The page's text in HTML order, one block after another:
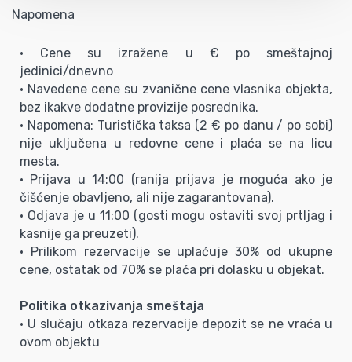
Napomena
• Cene su izražene u € po smeštajnoj
jedinici/dnevno
• Navedene cene su zvanične cene vlasnika objekta,
bez ikakve dodatne provizije posrednika.
• Napomena: Turistička taksa (2 € po danu / po sobi)
nije uključena u redovne cene i plaća se na licu
mesta.
• Prijava u 14:00 (ranija prijava je moguća ako je
čišćenje obavljeno, ali nije zagarantovana).
• Odjava je u 11:00 (gosti mogu ostaviti svoj prtljag i
kasnije ga preuzeti).
• Prilikom rezervacije se uplaćuje 30% od ukupne
cene, ostatak od 70% se plaća pri dolasku u objekat.
Politika otkazivanja smeštaja
• U slučaju otkaza rezervacije depozit se ne vraća u
ovom objektu